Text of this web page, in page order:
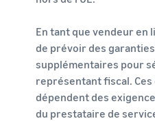
En tant que vendeur en
de prévoir des
supplémentaires pour
représentant fiscal.
dépendent des
du prestataire de